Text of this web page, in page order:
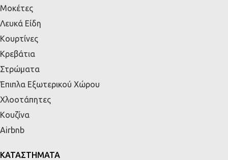
Μοκέτες
Λευκά Είδη
Κουρτίνες
Κρεβάτια
Στρώματα
Έπιπλα Εξωτερικού Χώρου
Χλοοτάπητες
Κουζίνα
Airbnb
ΚΑΤΑΣΤΗΜΑΤΑ